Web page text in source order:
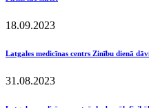
18.09.2023
Latgales medicīnas centrs Zinību dienā
31.08.2023